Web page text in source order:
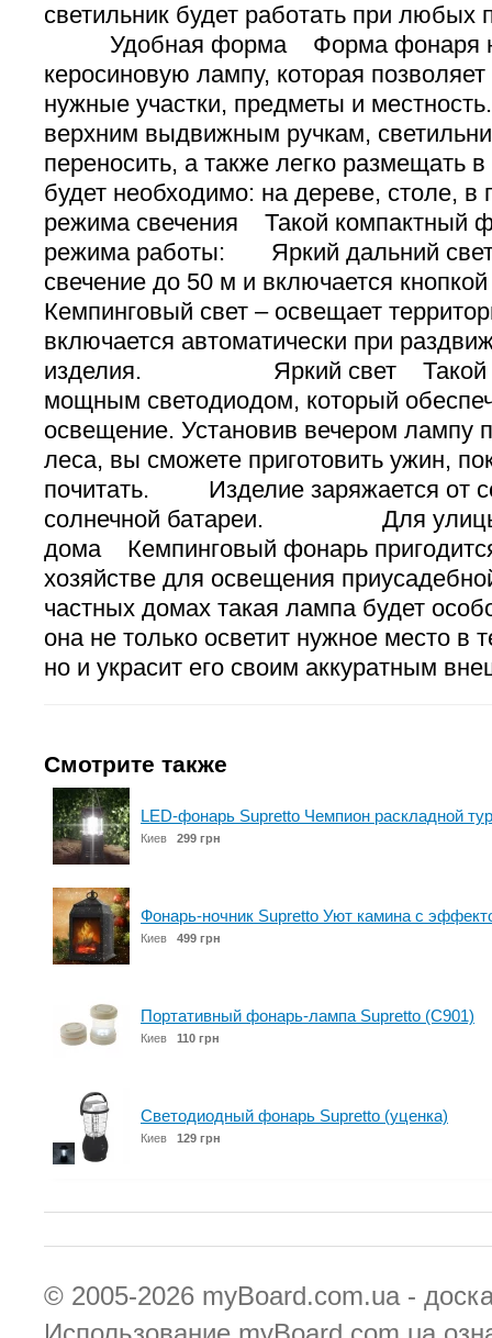
светильник будет работать при любых
Удобная форма Форма фонаря
керосиновую лампу, которая
нужные участки, предметы и
верхним выдвижным ручкам,
переносить, а также легко размещать
будет необходимо: на дереве,
режима свечения Такой компактный
режима работы: Яркий дальний свет
свечение до 50 м и включается
Кемпинговый свет – освещает
включается автоматически при
изделия. Яркий свет Такой
мощным светодиодом, который
освещение. Установив вечером лампу
леса, вы сможете приготовить ужин,
почитать. Изделие заряжается от
солнечной батареи. Для
дома Кемпинговый фонарь
хозяйстве для освещения
частных домах такая лампа будет
она не только осветит нужное место в
но и украсит его своим аккуратным
Смотрите также
LED-фонарь Supretto Чемпион раскладной
Киев 299 грн
Фонарь-ночник Supretto Уют камина с
Киев 499 грн
Портативный фонарь-лампа Supretto (C901)
Киев 110 грн
Светодиодный фонарь Supretto (уценка)
Киев 129 грн
© 2005-2026 myBoard.com.ua -